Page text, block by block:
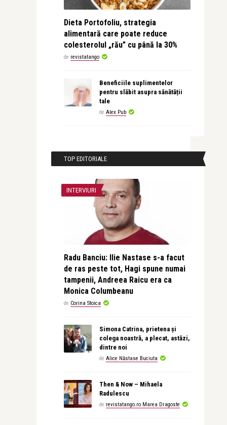
Dieta Portofoliu, strategia
alimentară care poate reduce
colesterolul „rău” cu până la 30%
de revistatango
Beneficiile suplimentelor
pentru slăbit asupra sănătății
tale
de Alex Pub
TOP EDITORIALE
INTERVIURI
Radu Banciu: Ilie Nastase s-a facut
de ras peste tot, Hagi spune numai
tampenii, Andreea Raicu era ca
Monica Columbeanu
de Corina Stoica
Simona Catrina, prietena și
colega noastră, a plecat, astăzi,
dintre noi
de Alice Năstase Buciuta
Then & Now – Mihaela
Radulescu
de revistatango.ro Marea Dragoste